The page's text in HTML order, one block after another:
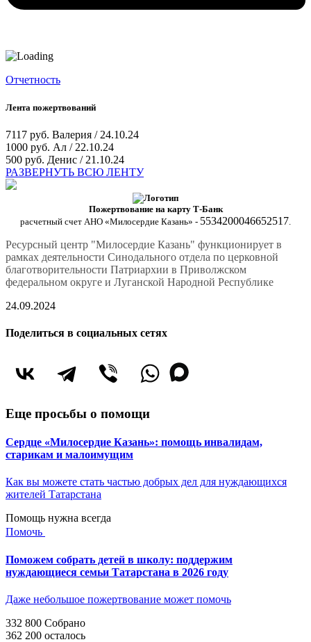
Отчетность
Лента пожертвований
7117 руб. Валерия / 24.10.24
1000 руб. Ал / 22.10.24
500 руб. Денис / 21.10.24
РАЗВЕРНУТЬ ВСЮ ЛЕНТУ
Пожертвование на карту Т-Банк
расчетный счет АНО «Милосердие Казань» - 5534200046652517
Ресурсный центр "Милосердие Казань" функционирует в
рамках деятельности Синодального отдела по церковной
благотворительности Патриархии в Приволжском
федеральном округе и Луганской Народной Республике
24.09.2024
Поделиться в социальных сетях
Еще просьбы о помощи
Сердце «Милосердие Казань»: помощь инвалидам,
старикам и малоимущим
Как вы можете стать частью добрых дел для нуждающихся
жителей Татарстана
Помощь нужна всегда
Помочь
Поможем собрать детей в школу: поддержим
нуждающиеся семьи Татарстана в 2026 году
Даже небольшое пожертвование может помочь
332 800 Собрано
362 200 осталось